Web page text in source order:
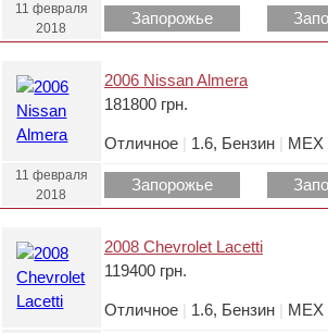
11 февраля
2018
Запорожье
2006 Nissan Almera
181800 грн.
Отличное 1.6, Бензин МЕХ
11 февраля
2018
Запорожье
2008 Chevrolet Lacetti
119400 грн.
Отличное 1.6, Бензин МЕХ